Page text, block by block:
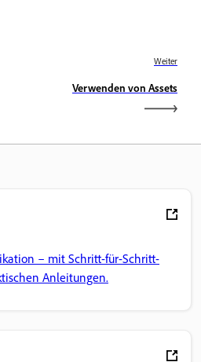
Weiter
Verwenden von Assets
– mit Schritt-für-Schritt-
Anleitungen.